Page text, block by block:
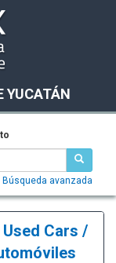
YUCATÁN
Búsqueda avanzada
Cars /